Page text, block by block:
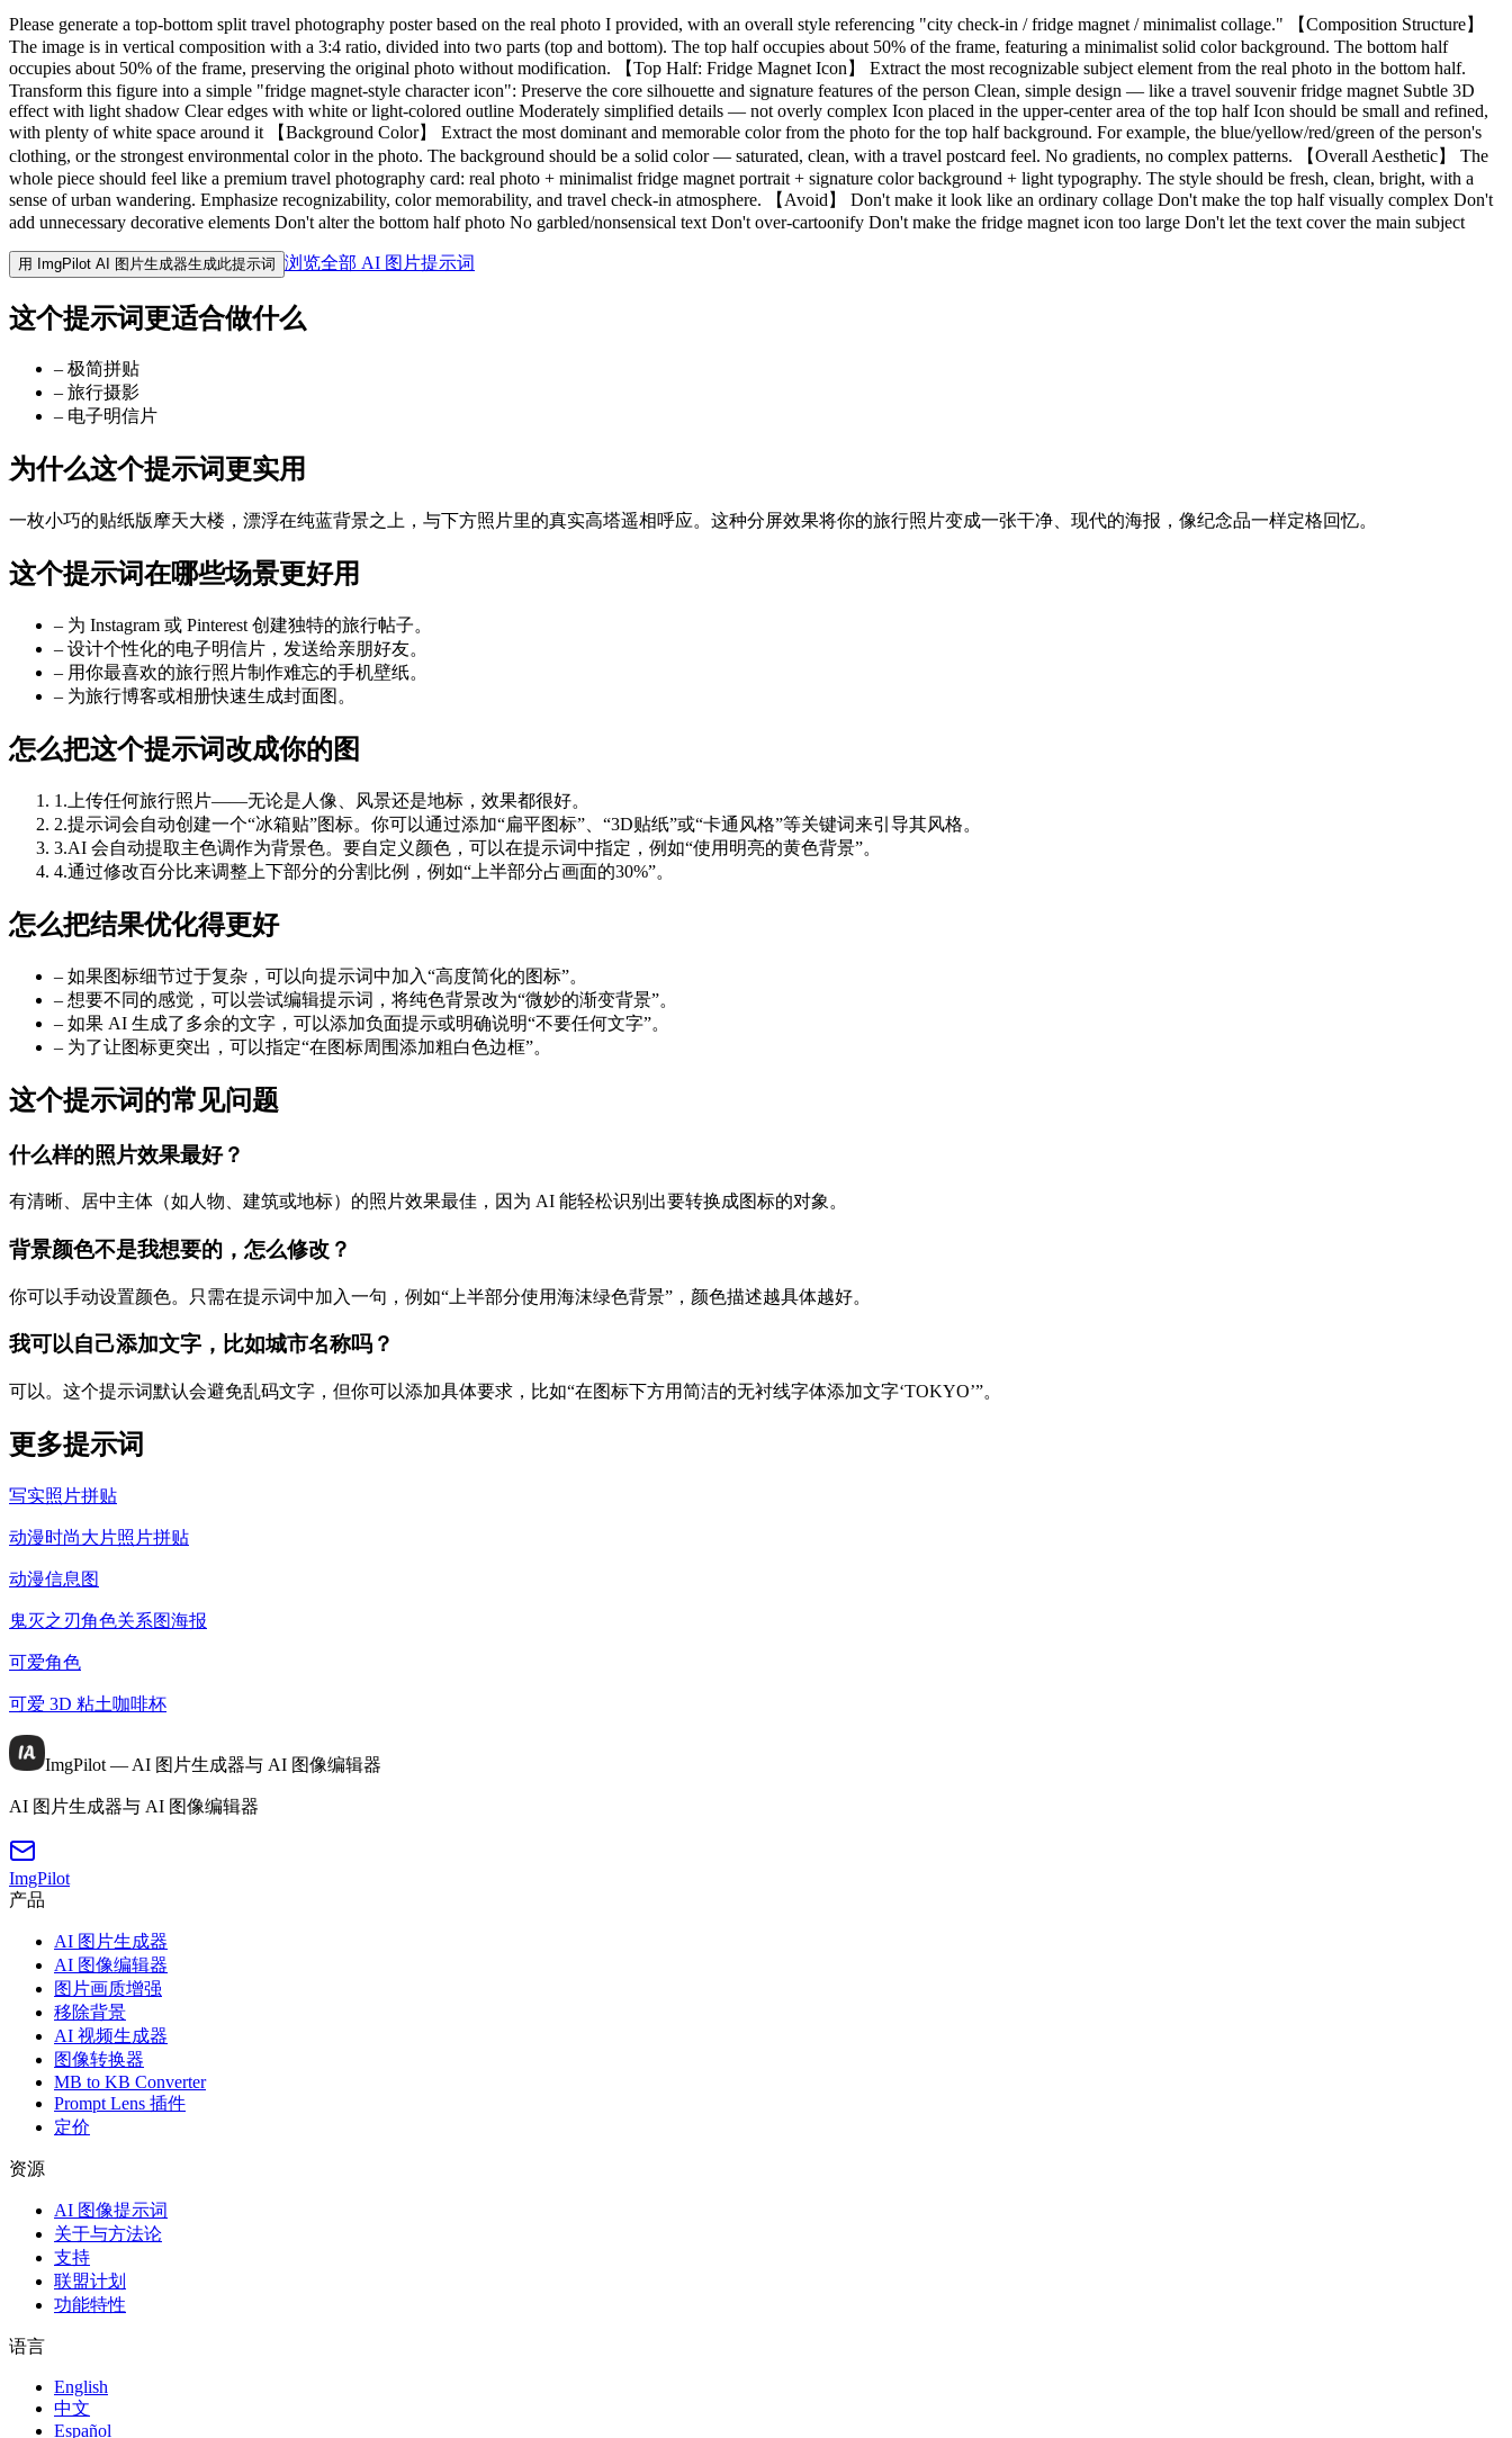
Please generate a top-bottom split travel photography poster based on the real photo I provided, with an overall style referencing "city check-in / fridge magnet / minimalist collage." 【Composition Structure】
The image is in vertical composition with a 3:4 ratio, divided into two parts (top and bottom). The top half occupies about 50% of the frame, featuring a minimalist solid color background. The bottom half
occupies about 50% of the frame, preserving the original photo without modification. 【Top Half: Fridge Magnet Icon】 Extract the most recognizable subject element from the real photo in the bottom half.
Transform this figure into a simple "fridge magnet-style character icon": Preserve the core silhouette and signature features of the person Clean, simple design — like a travel souvenir fridge magnet Subtle 3D
effect with light shadow Clear edges with white or light-colored outline Moderately simplified details — not overly complex Icon placed in the upper-center area of the top half Icon should be small and refined,
with plenty of white space around it 【Background Color】 Extract the most dominant and memorable color from the photo for the top half background. For example, the blue/yellow/red/green of the person's
clothing, or the strongest environmental color in the photo. The background should be a solid color — saturated, clean, with a travel postcard feel. No gradients, no complex patterns. 【Overall Aesthetic】 The
whole piece should feel like a premium travel photography card: real photo + minimalist fridge magnet portrait + signature color background + light typography. The style should be fresh, clean, bright, with a
sense of urban wandering. Emphasize recognizability, color memorability, and travel check-in atmosphere. 【Avoid】 Don't make it look like an ordinary collage Don't make the top half visually complex Don't
add unnecessary decorative elements Don't alter the bottom half photo No garbled/nonsensical text Don't over-cartoonify Don't make the fridge magnet icon too large Don't let the text cover the main subject
用 ImgPilot AI 图片生成器生成此提示词 浏览全部 AI 图片提示词
这个提示词更适合做什么
– 极简拼贴
– 旅行摄影
– 电子明信片
为什么这个提示词更实用
一枚小巧的贴纸版摩天大楼，漂浮在纯蓝背景之上，与下方照片里的真实高塔遥相呼应。这种分屏效果将你的旅行照片变成一张干净、现代的海报，像纪念品一样定格回忆。
这个提示词在哪些场景更好用
– 为 Instagram 或 Pinterest 创建独特的旅行帖子。
– 设计个性化的电子明信片，发送给亲朋好友。
– 用你最喜欢的旅行照片制作难忘的手机壁纸。
– 为旅行博客或相册快速生成封面图。
怎么把这个提示词改成你的图
1 . 上传任何旅行照片——无论是人像、风景还是地标，效果都很好。
2.提示词会自动创建一个“冰箱贴”图标。你可以通过添加“扁平图标”、“3D贴纸”或“卡通风格”等关键词来引导其风格。
3.AI 会自动提取主色调作为背景色。要自定义颜色，可以在提示词中指定，例如“使用明亮的黄色背景”。
4.通过修改百分比来调整上下部分的分割比例，例如“上半部分占画面的30%”。
怎么把结果优化得更好
– 如果图标细节过于复杂，可以向提示词中加入“高度简化的图标”。
– 想要不同的感觉，可以尝试编辑提示词，将纯色背景改为“微妙的渐变背景”。
– 如果 AI 生成了多余的文字，可以添加负面提示或明确说明“不要任何文字”。
– 为了让图标更突出，可以指定“在图标周围添加粗白色边框”。
这个提示词的常见问题
什么样的照片效果最好？
有清晰、居中主体（如人物、建筑或地标）的照片效果最佳，因为 AI 能轻松识别出要转换成图标的对象。
背景颜色不是我想要的，怎么修改？
你可以手动设置颜色。只需在提示词中加入一句，例如“上半部分使用海沫绿色背景”，颜色描述越具体越好。
我可以自己添加文字，比如城市名称吗？
可以。这个提示词默认会避免乱码文字，但你可以添加具体要求，比如“在图标下方用简洁的无衬线字体添加文字‘TOKYO’”。
更多提示词
写实照片拼贴
动漫时尚大片照片拼贴
动漫信息图
鬼灭之刃角色关系图海报
可爱角色
可爱 3D 粘土咖啡杯
ImgPilot — AI 图片生成器与 AI 图像编辑器
AI 图片生成器与 AI 图像编辑器
ImgPilot
产品
AI 图片生成器
AI 图像编辑器
图片画质增强
移除背景
AI 视频生成器
图像转换器
MB to KB Converter
Prompt Lens 插件
定价
资源
AI 图像提示词
关于与方法论
支持
联盟计划
功能特性
语言
English
中文
Español